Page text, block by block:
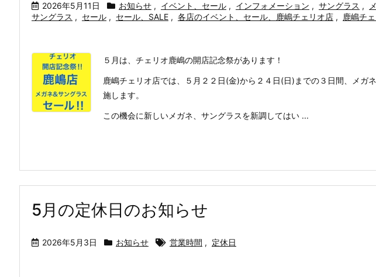
2026年5月11日 お知らせ , イベント、セール , インフォメーション , サングラス ,
サングラス , セール , セール、SALE , 各店のイベント、セール、鹿嶋チェリオ店 , 鹿嶋チ
５月は、チェリオ鹿嶋の開店記念祭があります！
鹿嶋チェリオ店では、５月２２日(金)から２４日(日)までの３日間、メガ
施します。
この機会に新しいメガネ、サングラスを新調してはい ...
5月の定休日のお知らせ
2026年5月3日 お知らせ 営業時間 , 定休日